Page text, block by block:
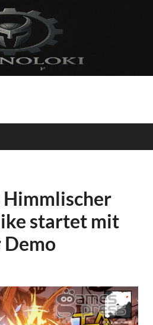
Gaming
und Retro-Klassiker.
Himmlischer
startet mit
Demo